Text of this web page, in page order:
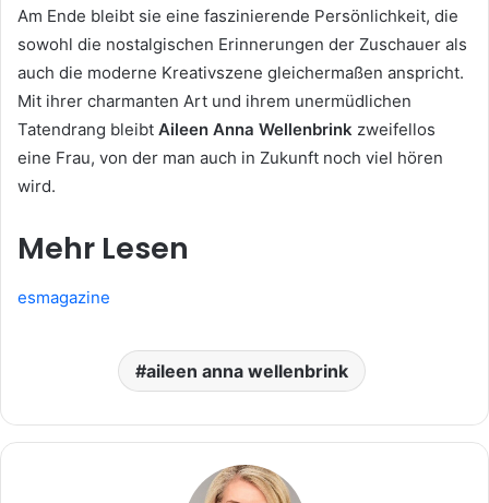
Am Ende bleibt sie eine faszinierende Persönlichkeit, die
sowohl die nostalgischen Erinnerungen der Zuschauer als
auch die moderne Kreativszene gleichermaßen anspricht.
Mit ihrer charmanten Art und ihrem unermüdlichen
Tatendrang bleibt Aileen Anna Wellenbrink zweifellos
eine Frau, von der man auch in Zukunft noch viel hören
wird.
Mehr Lesen
esmagazine
aileen anna wellenbrink